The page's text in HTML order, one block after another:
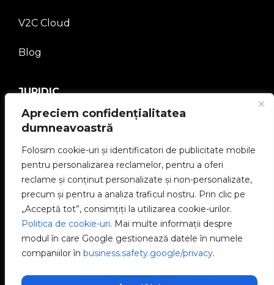
Apreciem confidențialitatea
dumneavoastră
Folosim cookie-uri și identificatori de publicitate mobile
pentru personalizarea reclamelor, pentru a oferi
reclame și conținut personalizate și non-personalizate,
precum și pentru a analiza traficul nostru. Prin clic pe
„Acceptă tot”, consimțiți la utilizarea cookie-urilor.
Politica de cookie-uri. Mai multe informații despre
modul în care Google gestionează datele în numele
companiilor în business.safety.google/privacy.
V2C Cloud
Blog
JURIDIC
Politica de confidențialitate
Aviz juridic
Politica de cookie-uri
Canal etic
Politica de calitate